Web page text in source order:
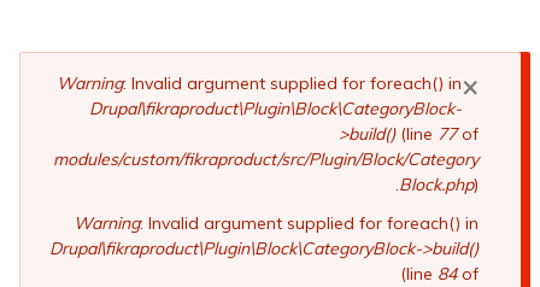
رسالة
الخطأ
Warning: Invalid argument supplied for foreach() in
Drupal\fikraproduct\Plugin\Block\CategoryBlock-
>build()(line77of
modules/custom/fikraproduct/src/Plugin/Block/Category
Block.php
Warning: Invalid argument supplied for foreach() in
Drupal\fikraproduct\Plugin\Block\CategoryBlock->build()
(line84of